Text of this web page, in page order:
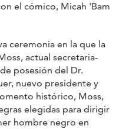
el cómico, Micah 'Bam
ceremonia en la que la
actual secretaria-
posesión del Dr.
nuevo presidente y
histórico, Moss,
elegidas para dirigir
hombre negro en